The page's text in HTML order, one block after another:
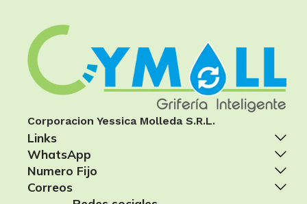
Corporacion Yessica Molleda S.R.L.
Links
WhatsApp
Numero Fijo
Correos